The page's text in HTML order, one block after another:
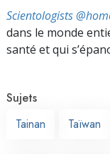
Scientologists
dans le monde
santé et qui
Sujets
Tainan
Taïwan